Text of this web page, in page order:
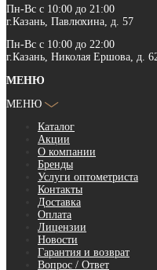
Пн-Вс с 10:00 до 21:00
г.Казань, Павлюхина, д. 57
Пн-Вс с 10:00 до 22:00
г.Казань, Николая Ершова, д.
МЕНЮ
МЕНЮ
Каталог
Акции
О компании
Бренды
Услуги оптометриста
Контакты
Доставка
Оплата
Лицензии
Новости
Гарантия и возврат
Вопрос / Ответ